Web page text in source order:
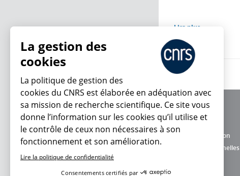
Lire plus
Charte d'utilisation
Données personnelles
En ce moment
La gestion des
cookies
La politique de gestion des
cookies du CNRS est élaborée en adéquation avec
sa mission de recherche scientifique. Ce site vous
donne l’information sur les cookies qu’il utilise et
le contrôle de ceux non nécessaires à son
fonctionnement et son amélioration.
Lire la politique de confidentialité
Consentements certifiés par